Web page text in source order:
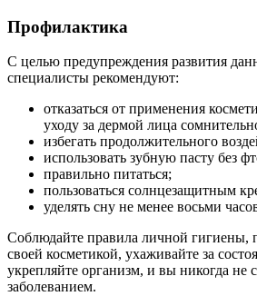
Профилактика
С целью предупреждения развития
специалисты рекомендуют:
отказаться от применения
уходу за дермой лица
избегать продолжительного
использовать зубную пасту без
правильно питаться;
пользоваться солнцезащитным
уделять сну не менее восьми
Соблюдайте правила личной гигиены,
своей косметикой, ухаживайте за
укрепляйте организм, и вы никогда не
заболеванием.